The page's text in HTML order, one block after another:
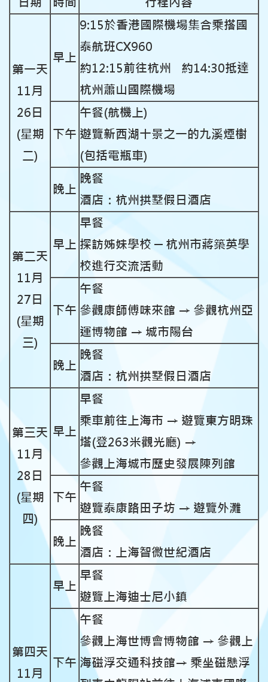
第一天
11月
26日
(星期
二)
早上
9:15於香港國際機場集合乘搭國
泰航班CX960
約12:15前往杭州 約14:30抵達
杭州蕭山國際機場
下午
午餐(航機上)
遊覽新西湖十景之一的九溪煙樹
(包括電瓶車)
晚上
晚餐
酒店：杭州拱墅假日酒店
第二天
11月
27日
(星期
三)
早上
早餐
探訪姊妹學校 ─ 杭州市蔣築英學
校進行交流活動
下午
午餐
參觀康師傅味來館 → 參觀杭州亞
運博物館 → 城市陽台
晚上
晚餐
酒店：杭州拱墅假日酒店
第三天
11月
28日
(星期
四)
早上
早餐
乘車前往上海市 → 遊覽東方明珠
塔(登263米觀光廳) →
參觀上海城市歷史發展陳列館
下午
午餐
遊覽泰康路田子坊 → 遊覽外灘
晚上
晚餐
酒店：上海智微世紀酒店
第四天
11月
早上
早餐
遊覽上海迪士尼小鎮
下午
午餐
參觀上海世博會博物館 → 參觀上
海磁浮交通科技館→ 乘坐磁懸浮